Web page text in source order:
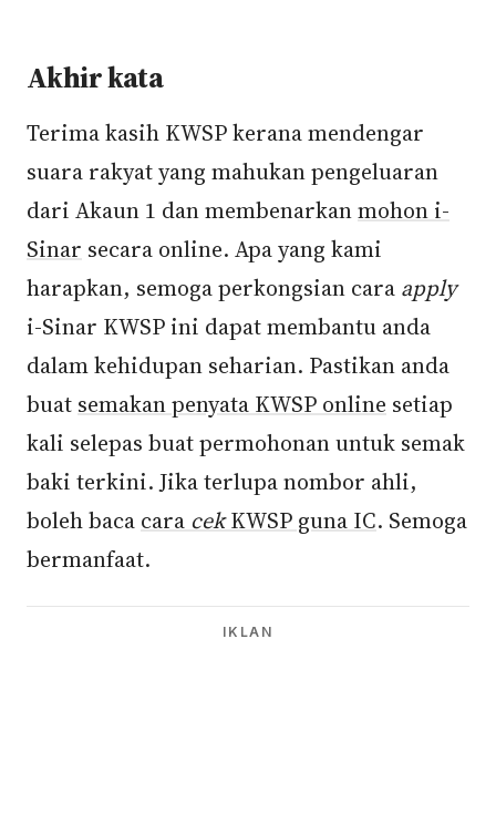
Akhir kata
Terima kasih KWSP kerana mendengar
suara rakyat yang mahukan pengeluaran
dari Akaun 1 dan membenarkanmohon i-
Sinar secara online. Apa yang kami
harapkan, semoga perkongsian cara apply
i-Sinar KWSP ini dapat membantu anda
dalam kehidupan seharian. Pastikan anda
buat semakan penyata KWSP online setiap
kali selepas buat permohonan untuk semak
baki terkini. Jika terlupa nombor ahli,
boleh baca cara cekKWSP guna IC. Semoga
bermanfaat.
IKLAN